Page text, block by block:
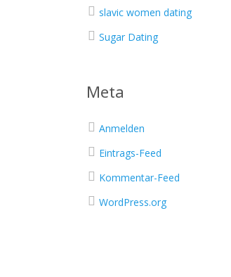
slavic women dating
Sugar Dating
Meta
Anmelden
Eintrags-Feed
Kommentar-Feed
WordPress.org